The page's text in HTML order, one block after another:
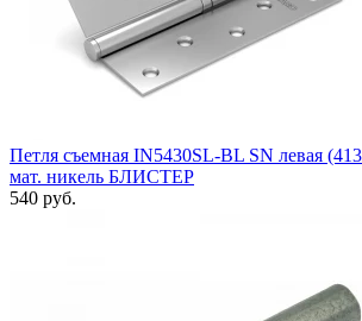
Петля съемная IN5430SL-BL SN левая
мат. никель БЛИСТЕР
540 руб.